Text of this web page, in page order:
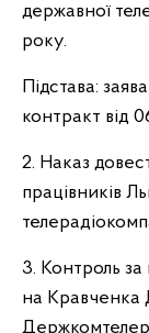
державної
року.
Підстава:
контракт від
2. Наказ
працівників
3. Контроль
на Кравченка